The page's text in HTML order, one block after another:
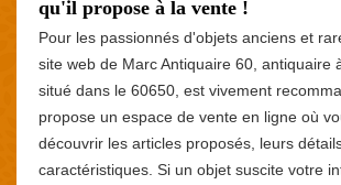
qu'il propose à la vente !
Pour les passionnés d'objets anciens et
site web de Marc Antiquaire 60, antiquaire
situé dans le 60650, est vivement
propose un espace de vente en ligne où
découvrir les articles proposés, leurs
caractéristiques. Si un objet suscite votre